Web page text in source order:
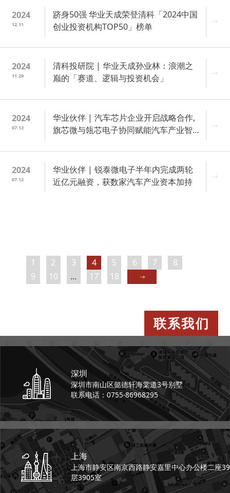
2024
12.11
跻身50强 华业天成荣登清科「2024中国
创业投资机构TOP50」榜单
2024
11.29
清科投研院 | 华业天成孙业林：浪潮之
巅的「赛道、逻辑与投资机会」
2024
07.12
华业伙伴 | 汽车芯片企业开启战略合作,
旗芯微与瓴芯电子协同赋能汽车产业智
2024
07.12
华业伙伴 | 锐泰微电子半年内完成两轮
近亿元融资，获数家汽车产业资本加持
1 2 3 4 5 6 7
8
9
10 ... 17 18
联系我们
深圳
深圳市南山区懿德轩海棠道3号别墅
联系电话：0755-86968295
上海
上海市静安区南京西路静安嘉里中心办公楼二座39
层3905室